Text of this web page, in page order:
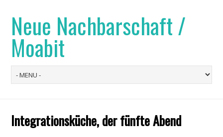
Neue Nachbarschaft /
Moabit
Integrationsküche, der fünfte Abend